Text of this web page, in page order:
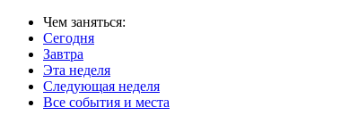
Чем заняться:
Сегодня
Завтра
Эта неделя
Следующая неделя
Все события и места